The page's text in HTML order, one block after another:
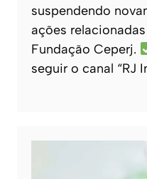
suspendendo
ações
Fundação Ceperj.
seguir o canal “RJ